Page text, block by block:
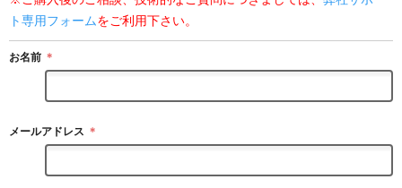
ト専用フォームをご利用下さい。
お名前 ＊
メールアドレス ＊